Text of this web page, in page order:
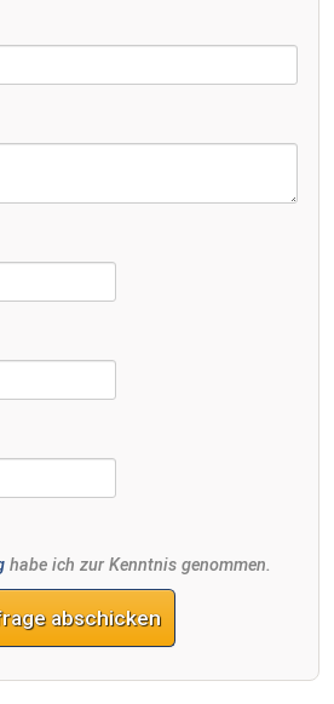
habe ich zur Kenntnis genommen.
abschicken